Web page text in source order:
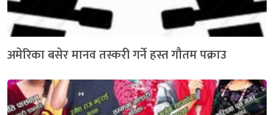
अमेरिका बसेर मानव तस्करी गर्ने हस्त गौतम पक्राउ